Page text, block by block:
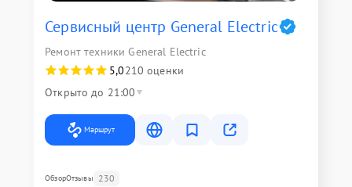
Сервисный центр General Electric
Ремонт техники General Electric
5,0210 оценки
Открыто до 21:00
Маршрут
ОбзорОтзывы 230